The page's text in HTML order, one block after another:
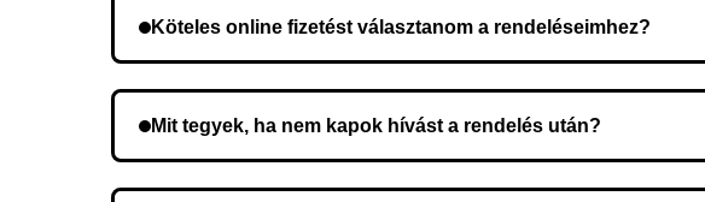
Köteles online fizetést választanom a rendeléseimhez?
Mit tegyek, ha nem kapok hívást a rendelés után?